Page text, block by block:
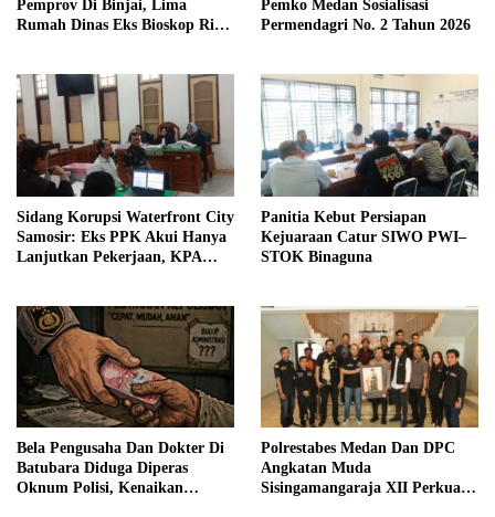
Pemprov Di Binjai, Lima
Rumah Dinas Eks Bioskop Ria
Pemko Medan Sosialisasi
Permendagri No. 2 Tahun 2026
Sidang Korupsi Waterfront City
Samosir: Eks PPK Akui Hanya
Lanjutkan Pekerjaan, KPA
Panitia Kebut Persiapan
Kejuaraan Catur SIWO PWI–
STOK Binaguna
Bela Pengusaha Dan Dokter Di
Batubara Diduga Diperas
Oknum Polisi, Kenaikan
Polrestabes Medan Dan DPC
Angkatan Muda
Sisingamangaraja XII Perkuat